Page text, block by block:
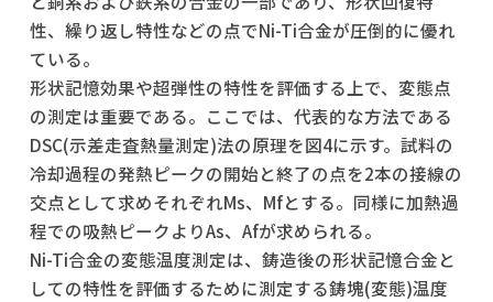
性、繰り返し特性などの点でNi-Ti合金が圧倒的に優れ
ている。
形状記憶効果や超弾性の特性を評価する上で、変態点
の測定は重要である。ここでは、代表的な方法である
DSC(示差走査熱量測定)法の原理を図4に示す。試料の
冷却過程の発熱ピークの開始と終了の点を2本の接線の
交点として求めそれぞれMs、Mfとする。同様に加熱過
程での吸熱ピークよりAs、Afが求められる。
Ni-Ti合金の変態温度測定は、鋳造後の形状記憶合金と
しての特性を評価するために測定する鋳塊(変態)温度